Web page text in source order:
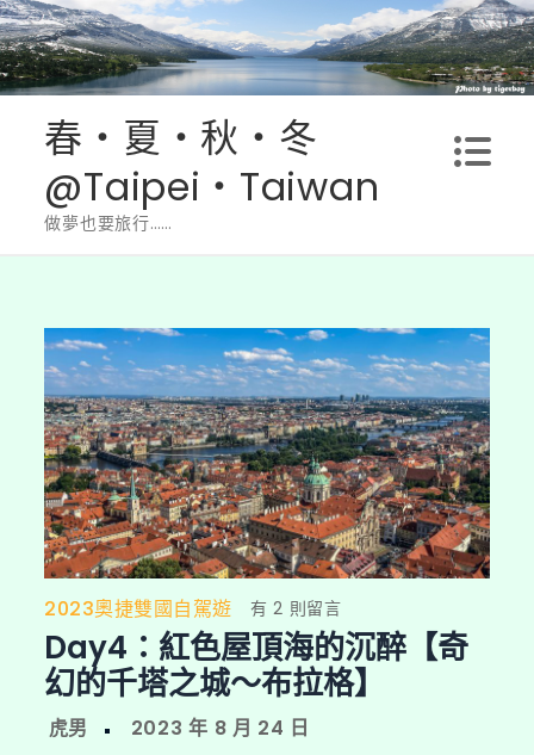
Skip
to
content
春‧夏‧秋‧冬
@Taipei‧Taiwan
做夢也要旅行……
2023奧捷雙國自駕遊
在
〈Day4：
紅
屋
有 2 則留言
Day4：紅色屋頂海的沉醉【奇
幻的千塔之城～布拉格】